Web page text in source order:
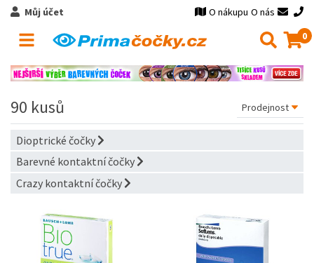
Můj účet O nákupu O nás
0
90 kusů
Dioptrické čočky
Barevné kontaktní čočky
Crazy kontaktní čočky